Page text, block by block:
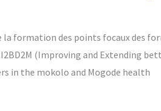
la formation des points focaux des
I2BD2M (Improving and Extending
in the mokolo and Mogode health